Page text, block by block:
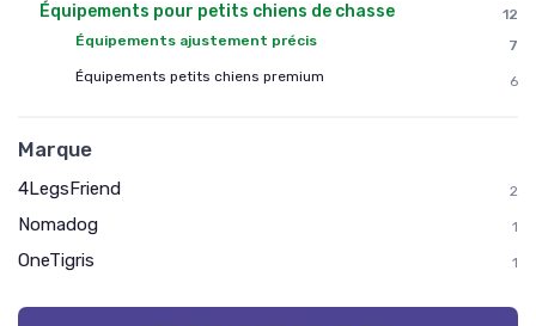
Équipements pour petits chiens de chasse
12
Équipements ajustement précis
7
Équipements petits chiens premium
6
Marque
4LegsFriend 2
Nomadog 1
OneTigris 1